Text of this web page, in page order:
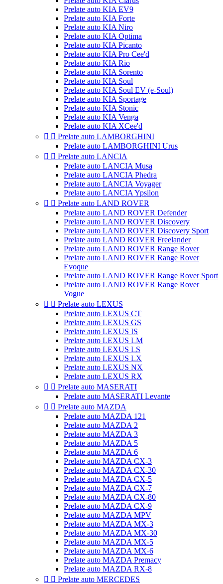
Prelate auto KIA EV9
Prelate auto KIA Forte
Prelate auto KIA Niro
Prelate auto KIA Optima
Prelate auto KIA Picanto
Prelate auto KIA Pro Cee'd
Prelate auto KIA Rio
Prelate auto KIA Sorento
Prelate auto KIA Soul
Prelate auto KIA Soul EV (e-Soul)
Prelate auto KIA Sportage
Prelate auto KIA Stonic
Prelate auto KIA Venga
Prelate auto KIA XCee'd
  Prelate auto LAMBORGHINI
Prelate auto LAMBORGHINI Urus
  Prelate auto LANCIA
Prelate auto LANCIA Musa
Prelate auto LANCIA Phedra
Prelate auto LANCIA Voyager
Prelate auto LANCIA Ypsilon
  Prelate auto LAND ROVER
Prelate auto LAND ROVER Defender
Prelate auto LAND ROVER Discovery
Prelate auto LAND ROVER Discovery Sport
Prelate auto LAND ROVER Freelander
Prelate auto LAND ROVER Range Rover
Prelate auto LAND ROVER Range Rover
Evoque
Prelate auto LAND ROVER Range Rover Sport
Prelate auto LAND ROVER Range Rover
Vogue
  Prelate auto LEXUS
Prelate auto LEXUS CT
Prelate auto LEXUS GS
Prelate auto LEXUS IS
Prelate auto LEXUS LM
Prelate auto LEXUS LS
Prelate auto LEXUS LX
Prelate auto LEXUS NX
Prelate auto LEXUS RX
  Prelate auto MASERATI
Prelate auto MASERATI Levante
  Prelate auto MAZDA
Prelate auto MAZDA 121
Prelate auto MAZDA 2
Prelate auto MAZDA 3
Prelate auto MAZDA 5
Prelate auto MAZDA 6
Prelate auto MAZDA CX-3
Prelate auto MAZDA CX-30
Prelate auto MAZDA CX-5
Prelate auto MAZDA CX-7
Prelate auto MAZDA CX-80
Prelate auto MAZDA CX-9
Prelate auto MAZDA MPV
Prelate auto MAZDA MX-3
Prelate auto MAZDA MX-30
Prelate auto MAZDA MX-5
Prelate auto MAZDA MX-6
Prelate auto MAZDA Premacy
Prelate auto MAZDA RX-8
  Prelate auto MERCEDES